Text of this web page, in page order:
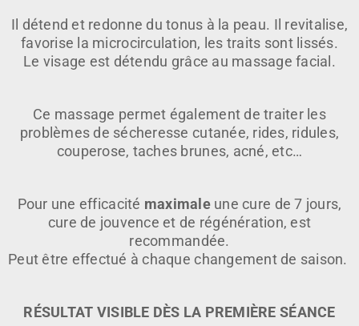
Il détend et redonne du tonus à la peau. Il revitalise,
favorise la microcirculation, les traits sont lissés.
Le visage est détendu grâce au massage facial.
Ce massage permet également de traiter les
problèmes de sécheresse cutanée, rides, ridules,
couperose, taches brunes, acné, etc…
Pour une efficacité maximaleune cure de 7 jours,
cure de jouvence et de régénération, est
recommandée.
Peut être effectué à chaque changement de saison.
RÉSULTAT VISIBLE DÈS LA PREMIÈRE SÉANCE